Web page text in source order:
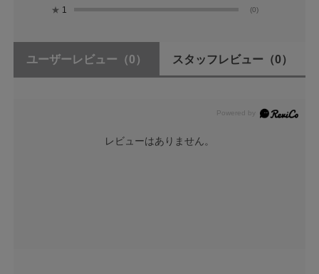
★ 1 (0)
ユーザーレビュー （0） スタッフレビュー （0）
レビューはありません。